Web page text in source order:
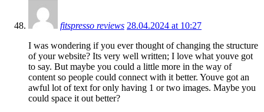
fitspresso reviews 28.04.2024 at 10:27
I was wondering if you ever thought of changing the structure
of your website? Its very well written; I love what youve got
to say. But maybe you could a little more in the way of
content so people could connect with it better. Youve got an
awful lot of text for only having 1 or two images. Maybe you
could space it out better?